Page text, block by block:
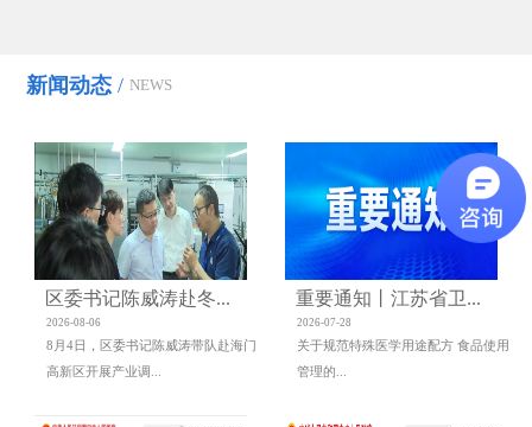
新闻动态 / NEWS
区委书记陈威涛赴冬...
2026-08-06
8月4日，区委书记陈威涛带队赴海门
高新区开展产业调...
重要通知丨江苏省卫...
2026-07-28
关于规范特殊医学用途配方 食品使用
管理的...